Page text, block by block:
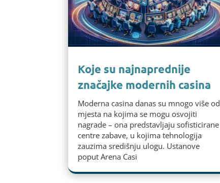
Koje su najnaprednije
značajke modernih casina
Moderna casina danas su mnogo više od
mjesta na kojima se mogu osvojiti
nagrade – ona predstavljaju sofisticirane
centre zabave, u kojima tehnologija
zauzima središnju ulogu. Ustanove
poput Arena Casi